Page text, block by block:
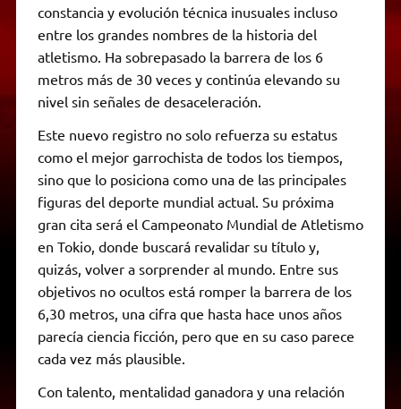
constancia y evolución técnica inusuales incluso
entre los grandes nombres de la historia del
atletismo. Ha sobrepasado la barrera de los 6
metros más de 30 veces y continúa elevando su
nivel sin señales de desaceleración.
Este nuevo registro no solo refuerza su estatus
como el mejor garrochista de todos los tiempos,
sino que lo posiciona como una de las principales
figuras del deporte mundial actual. Su próxima
gran cita será el Campeonato Mundial de Atletismo
en Tokio, donde buscará revalidar su título y,
quizás, volver a sorprender al mundo. Entre sus
objetivos no ocultos está romper la barrera de los
6,30 metros, una cifra que hasta hace unos años
parecía ciencia ficción, pero que en su caso parece
cada vez más plausible.
Con talento, mentalidad ganadora y una relación